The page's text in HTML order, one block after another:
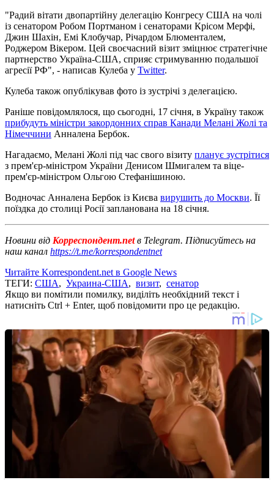
"Радий вітати двопартійну делегацію Конгресу США на чолі
із сенатором Робом Портманом і сенаторами Крісом Мерфі,
Джин Шахін, Емі Клобучар, Річардом Блюменталем,
Роджером Вікером. Цей своєчасний візит зміцнює стратегічне
партнерство Україна-США, сприяє стримуванню подальшої
агресії РФ", - написав Кулеба у Twitter.
Кулеба також опублікував фото із зустрічі з делегацією.
Раніше повідомлялося, що сьогодні, 17 січня, в Україну також
прибудуть міністри закордонних справ Канади Мелані Жолі та
Німеччини Анналена Бербок.
Нагадаємо, Мелані Жолі під час свого візиту планує зустрітися
з прем'єр-міністром України Денисом Шмигалем та віце-
прем'єр-міністром Ольгою Стефанішиною.
Водночас Анналена Бербок із Києва вирушить до Москви. Її
поїздка до столиці Росії запланована на 18 січня.
Новини від Корреспондент.netв Telegram. Підписуйтесь на
наш канал https://t.me/korrespondentnet
Читайте Korrespondent.net в Google News
ТЕГИ: США, Украина-США, визит, сенатор
Якщо ви помітили помилку, виділіть необхідний текст і
натисніть Ctrl + Enter, щоб повідомити про це редакцію.